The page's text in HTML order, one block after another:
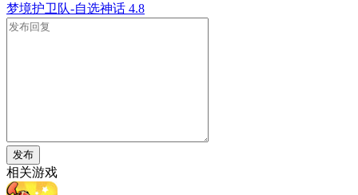
梦境护卫队-自选神话 4.8
发布
相关游戏